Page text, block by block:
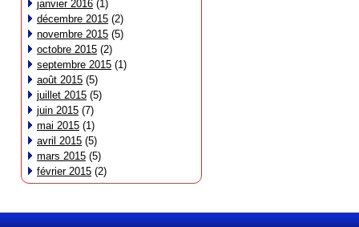
janvier 2016 (1)
décembre 2015 (2)
novembre 2015 (5)
octobre 2015 (2)
septembre 2015 (1)
août 2015 (5)
juillet 2015 (5)
juin 2015 (7)
mai 2015 (1)
avril 2015 (5)
mars 2015 (5)
février 2015 (2)